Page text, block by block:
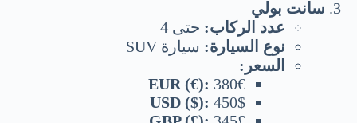
سانت بولي
عدد الركاب: حتى 4
نوع السيارة: سيارة SUV
السعر:
EUR (€): 380€
USD ($): 450$